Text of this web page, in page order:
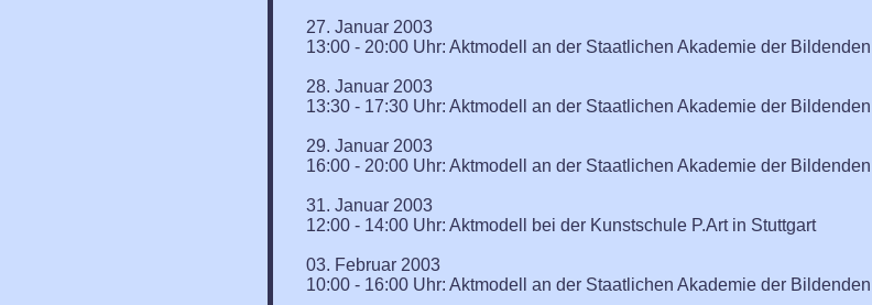
27. Januar 2003
13:00 - 20:00 Uhr: Aktmodell an der Staatlichen Akademie der
28. Januar 2003
13:30 - 17:30 Uhr: Aktmodell an der Staatlichen Akademie der
29. Januar 2003
16:00 - 20:00 Uhr: Aktmodell an der Staatlichen Akademie der
31. Januar 2003
12:00 - 14:00 Uhr: Aktmodell bei der Kunstschule P.Art in Stuttgart
03. Februar 2003
10:00 - 16:00 Uhr: Aktmodell an der Staatlichen Akademie der